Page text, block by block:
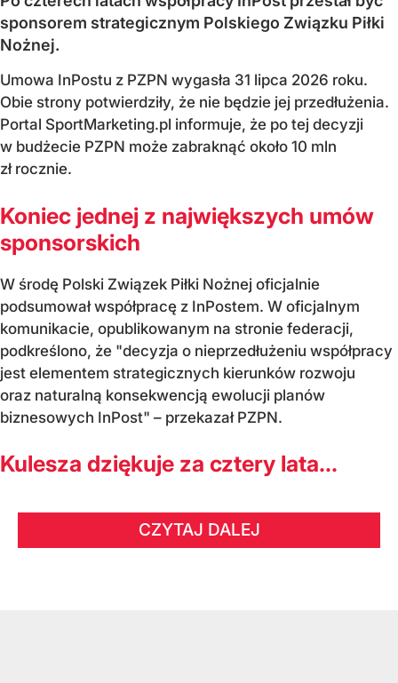
sponsorem strategicznym Polskiego Związku Piłki
Nożnej.
Umowa InPostu z PZPN wygasła 31 lipca 2026 roku.
Obie strony potwierdziły, że nie będzie jej przedłużenia.
Portal SportMarketing.pl informuje, że po tej decyzji
w budżecie PZPN może zabraknąć około 10 mln
zł rocznie.
Koniec jednej z największych umów
sponsorskich
W środę Polski Związek Piłki Nożnej oficjalnie
podsumował współpracę z InPostem. W oficjalnym
komunikacie, opublikowanym na stronie federacji,
podkreślono, że "decyzja o nieprzedłużeniu współpracy
jest elementem strategicznych kierunków rozwoju
oraz naturalną konsekwencją ewolucji planów
biznesowych InPost" – przekazał PZPN.
Kulesza dziękuje za cztery lata...
CZYTAJ DALEJ